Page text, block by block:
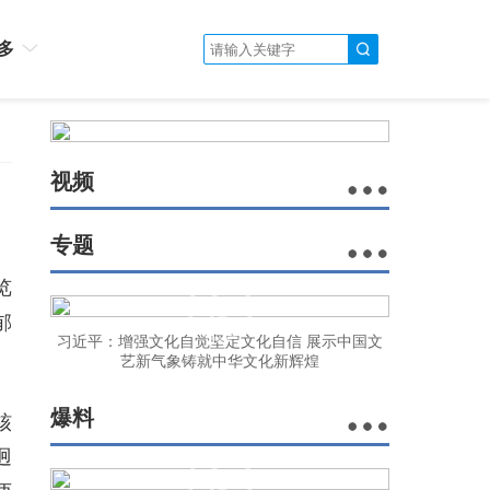
视频
专题
习近平：增强文化自觉坚定文化自信 展示中国文
艺新气象铸就中华文化新辉煌
爆料